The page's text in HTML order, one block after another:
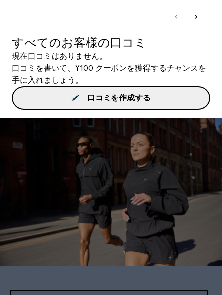
すべてのお客様の口コミ
現在口コミはありません。
口コミを書いて、¥100 クーポンを獲得するチャンスを
手に入れましょう。
口コミを作成する